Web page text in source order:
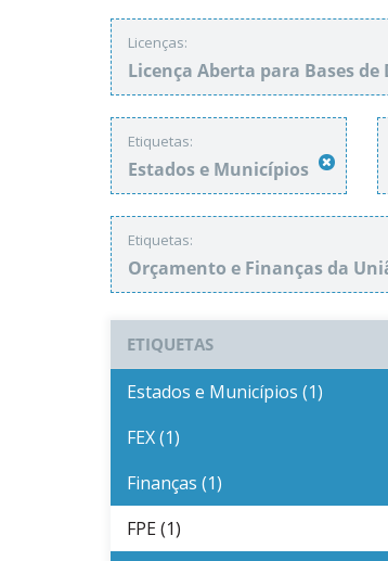
Licenças:
Licença Aberta para Bases
Etiquetas:
Estados e Municípios
Etiquetas:
Orçamento e Finanças da
ETIQUETAS
Estados e Municípios (1)
FEX (1)
Finanças (1)
FPE (1)